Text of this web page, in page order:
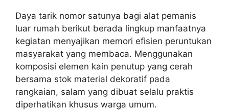
Daya tarik nomor satunya bagi alat pemanis
luar rumah berikut berada lingkup manfaatnya
kegiatan menyajikan memori efisien peruntukan
masyarakat yang membaca. Menggunakan
komposisi elemen kain penutup yang cerah
bersama stok material dekoratif pada
rangkaian, salam yang dibuat selalu praktis
diperhatikan khusus warga umum.